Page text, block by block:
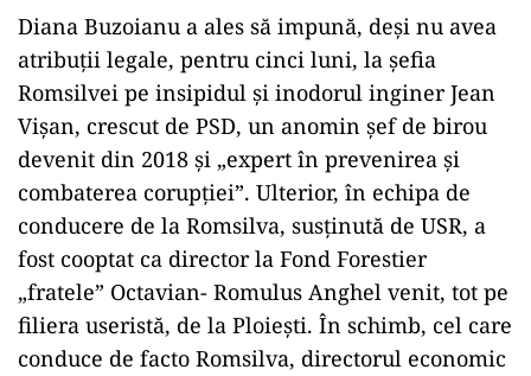
Diana Buzoianu a ales să impună, deși nu avea
atribuții legale, pentru cinci luni, la șefia
Romsilvei pe insipidul și inodorul inginer Jean
Vișan, crescut de PSD, un anomin șef de birou
devenit din 2018 și „expert în prevenirea și
combaterea corupției”. Ulterior, în echipa de
conducere de la Romsilva, susținută de USR, a
fost cooptat ca director la Fond Forestier
„fratele” Octavian- Romulus Anghel venit, tot pe
filiera useristă, de la Ploiești. În schimb, cel care
conduce de facto Romsilva, directorul economic